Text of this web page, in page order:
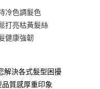
商品之後才付款」的支付方式。
不需綁卡、不需儲值。
簡訊認證，即可結帳。
冷色調髮色
打亮枯黃髮絲
健康強韌
解決各式髮型困擾
品質感厚重印象